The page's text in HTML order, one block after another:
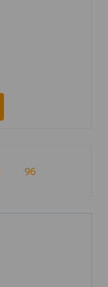
96